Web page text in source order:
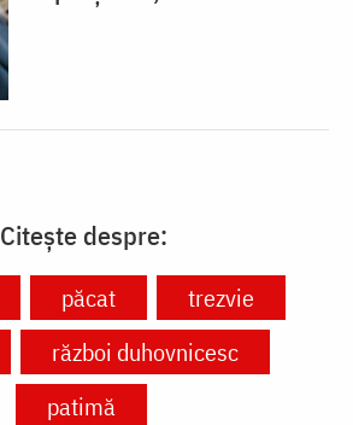
Citește despre:
păcat
trezvie
război duhovnicesc
patimă